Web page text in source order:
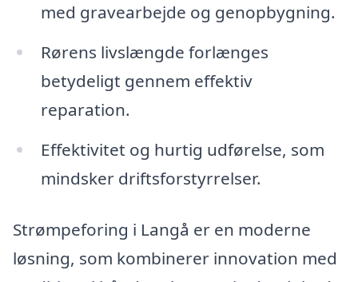
med gravearbejde og genopbygning.
Rørens livslængde forlænges
betydeligt gennem effektiv
reparation.
Effektivitet og hurtig udførelse, som
mindsker driftsforstyrrelser.
Strømpeforing i Langå er en moderne
løsning, som kombinerer innovation med